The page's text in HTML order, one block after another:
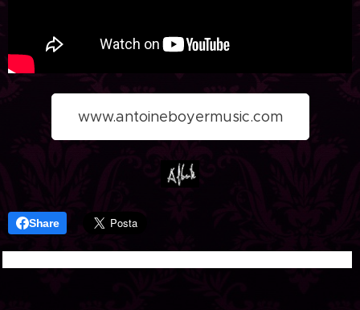
www.antoineboyermusic.com
Share